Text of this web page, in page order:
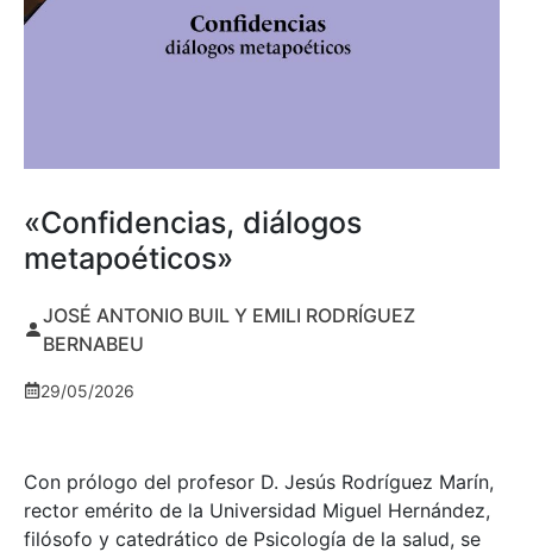
«Confidencias, diálogos
metapoéticos»
JOSÉ ANTONIO BUIL Y EMILI RODRÍGUEZ
BERNABEU
29/05/2026
Con prólogo del profesor D. Jesús Rodríguez Marín,
rector emérito de la Universidad Miguel Hernández,
filósofo y catedrático de Psicología de la salud, se